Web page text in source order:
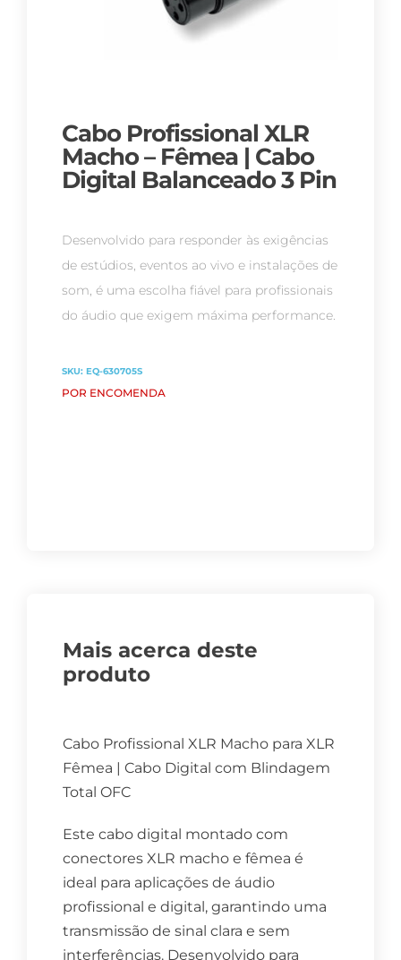
Cabo Profissional XLR
Macho – Fêmea | Cabo
Digital Balanceado 3 Pin
Desenvolvido para responder às exigências
de estúdios, eventos ao vivo e instalações de
som, é uma escolha fiável para profissionais
do áudio que exigem máxima performance.
SKU: EQ-630705S
POR ENCOMENDA
Mais acerca deste
produto
Cabo Profissional XLR Macho para XLR
Fêmea | Cabo Digital com Blindagem
Total OFC
Este cabo digital montado com
conectores XLR macho e fêmea é
ideal para aplicações de áudio
profissional e digital, garantindo uma
transmissão de sinal clara e sem
interferências. Desenvolvido para